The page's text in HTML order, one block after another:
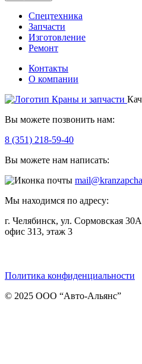
Спецтехника
Запчасти
Изготовление
Ремонт
Контакты
О компании
Вы можете позвонить нам:
8 (351) 218-59-40
Вы можете нам написать:
Мы находимся по адресу:
г. Челябинск, ул. Сормовская
офис 313, этаж 3
Политика конфиденциальности
© 2025 ООО “Авто-Альянс”